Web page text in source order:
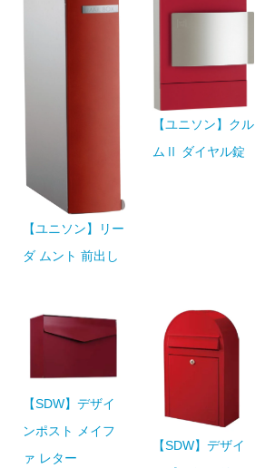
【ユニソン】リー
ダ ムント 前出し
【ユニソン】クル
ムⅡ ダイヤル錠
【SDW】デザイ
ンポスト メイフ
ァ レター
【SDW】デザイ